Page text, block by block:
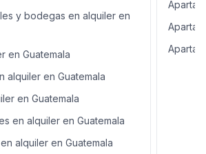
y bodegas en alquiler en
en Guatemala
alquiler en Guatemala
en Guatemala
en alquiler en Guatemala
alquiler en Guatemala